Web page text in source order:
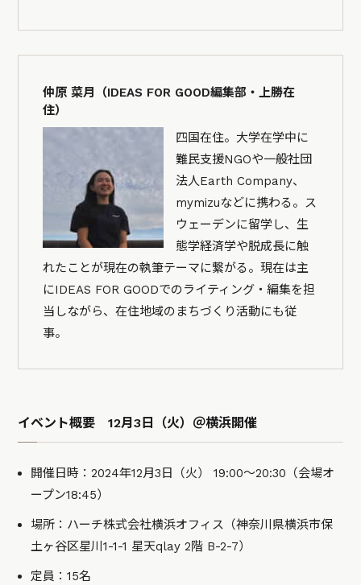
仲原 菜月（IDEAS FOR GOOD編集部・上勝在
住）
四国在住。大学在学中に
難民支援NGOや一般社団
法人Earth Company、
mymizuなどに携わる。ス
ウェーデンに留学し、生
態学経済学や脱成長に触
れたことが現在の執筆テーマに繋がる。現在は主
にIDEAS FOR GOODでのライティング・編集を担
当しながら、在住地域のまちづくり活動にも従
事。
イベント概要 12月3日（火）＠横浜開催
開催日時：2024年12月3日（火） 19:00〜20:30（会場オ
ープン18:45）
場所：ハーチ株式会社横浜オフィス（神奈川県横浜市保
土ヶ谷区星川1-1-1 星天qlay 2階 B-2-7）
定員：15名